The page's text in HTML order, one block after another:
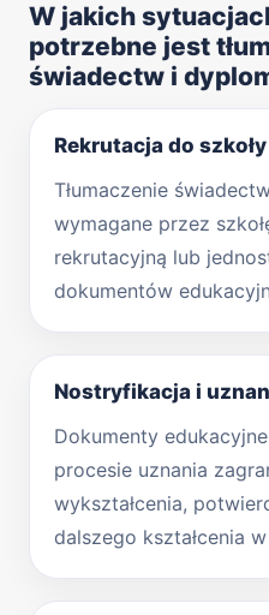
W jakich
potrzebne jest
świadectw i
Rekrutacja do
Tłumaczenie
wymagane przez
rekrutacyjną lub
dokumentów
Nostryfikacja i
Dokumenty
procesie uznania
wykształcenia,
dalszego kształcenia